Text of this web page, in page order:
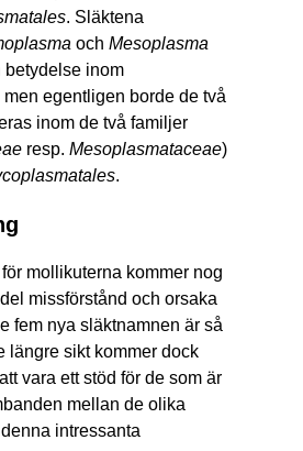
. Släktena
och Mesoplasma
betydelse inom
egentligen borde de två
inom de två familjer
resp. Mesoplasmataceae)
.
mollikuterna kommer nog
missförstånd och orsaka
fem nya släktnamnen är så
längre sikt kommer dock
vara ett stöd för de som är
mellan de olika
intressanta